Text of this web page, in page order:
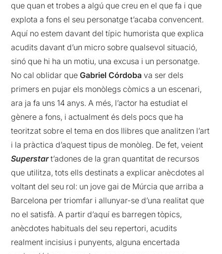
que quan et trobes a algú que creu en el que fa i que
explota a fons el seu personatge t’acaba convencent.
Aquí no estem davant del típic humorista que explica
acudits davant d’un micro sobre qualsevol situació,
sinó que hi ha un motiu, una excusa i un personatge.
No cal oblidar que Gabriel Córdoba va ser dels
primers en pujar els monòlegs còmics a un escenari,
ara ja fa uns 14 anys. A més, l’actor ha estudiat el
gènere a fons, i actualment és dels pocs que ha
teoritzat sobre el tema en dos llibres que analitzen l’art
i la pràctica d’aquest tipus de monòleg. De fet, veient
Superstar t’adones de la gran quantitat de recursos
que utilitza, tots ells destinats a explicar anècdotes al
voltant del seu rol: un jove gai de Múrcia que arriba a
Barcelona per triomfar i allunyar-se d’una realitat que
no el satisfà. A partir d’aquí es barregen tòpics,
anècdotes habituals del seu repertori, acudits
realment incisius i punyents, alguna encertada